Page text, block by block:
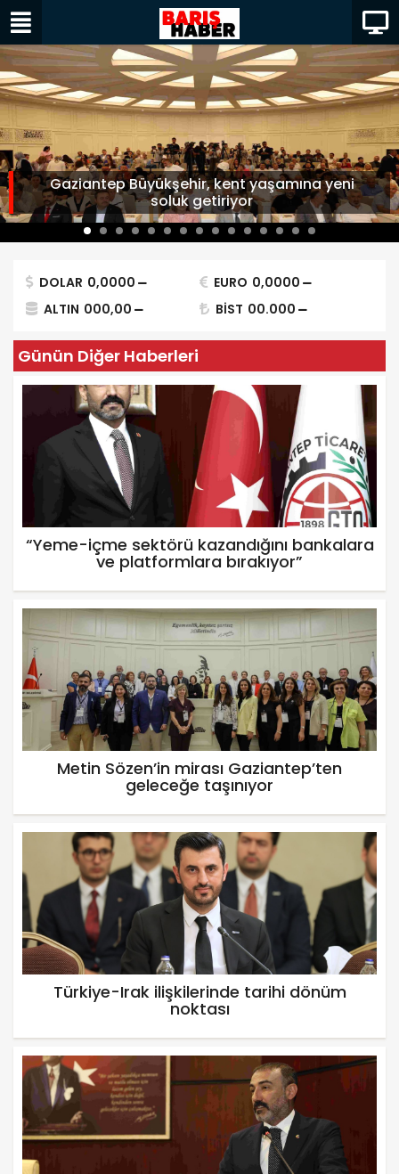
Gaziantep Büyükşehir, kent yaşamına yeni
soluk getiriyor
DOLAR 0,0000 EURO 0,0000
ALTIN 000,00 BİST 00.000
Günün Diğer Haberleri
“Yeme-içme sektörü kazandığını bankalara
ve platformlara bırakıyor”
Metin Sözen’in mirası Gaziantep’ten
geleceğe taşınıyor
Türkiye-Irak ilişkilerinde tarihi dönüm
noktası